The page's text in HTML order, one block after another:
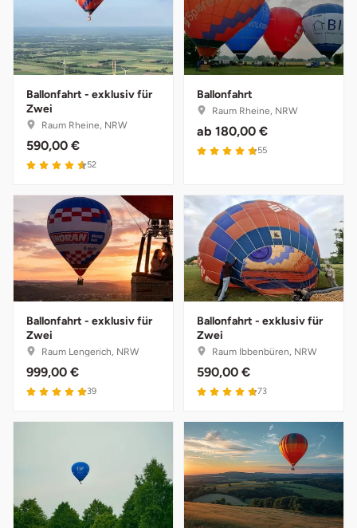
Ballonfahrt - exklusiv für
Zwei
Raum Rheine, NRW
590,00 €
4.6 von 5
52
Ballonfahrt
Raum Rheine, NRW
ab 180,00 €
4.8 von 5
55
Ballonfahrt - exklusiv für
Zwei
Raum Lengerich, NRW
999,00 €
4.9 von 5
39
Ballonfahrt - exklusiv für
Zwei
Raum Ibbenbüren, NRW
590,00 €
4.8 von 5
73